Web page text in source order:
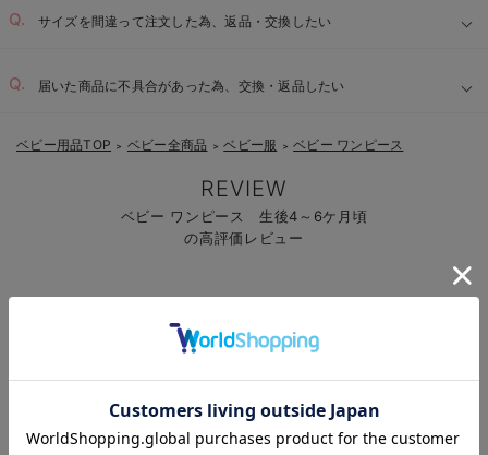
サイズを間違って注文した為、返品・交換したい
届いた商品に不具合があった為、交換・返品したい
お気に入り商品を確認する
ベビー用品TOP ＞ ベビー全商品 ＞ ベビー服 ＞ ベビー ワンピース
REVIEW
ベビー ワンピース 生後4～6ケ月頃
の高評価レビュー
孫にプレゼント🎁